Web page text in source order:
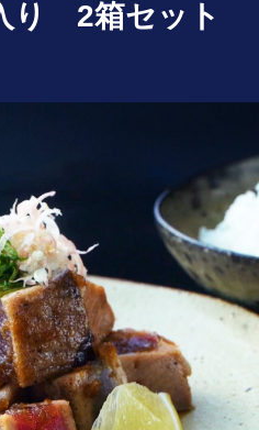
り 2箱セット